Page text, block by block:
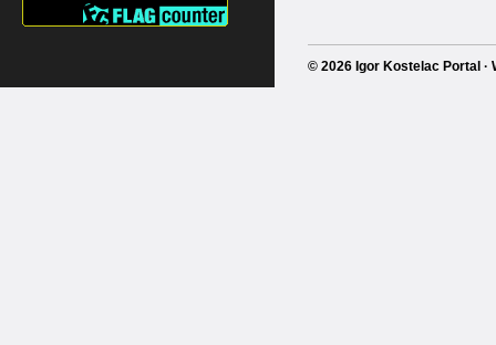
© 2026 Igor Kostelac Portal